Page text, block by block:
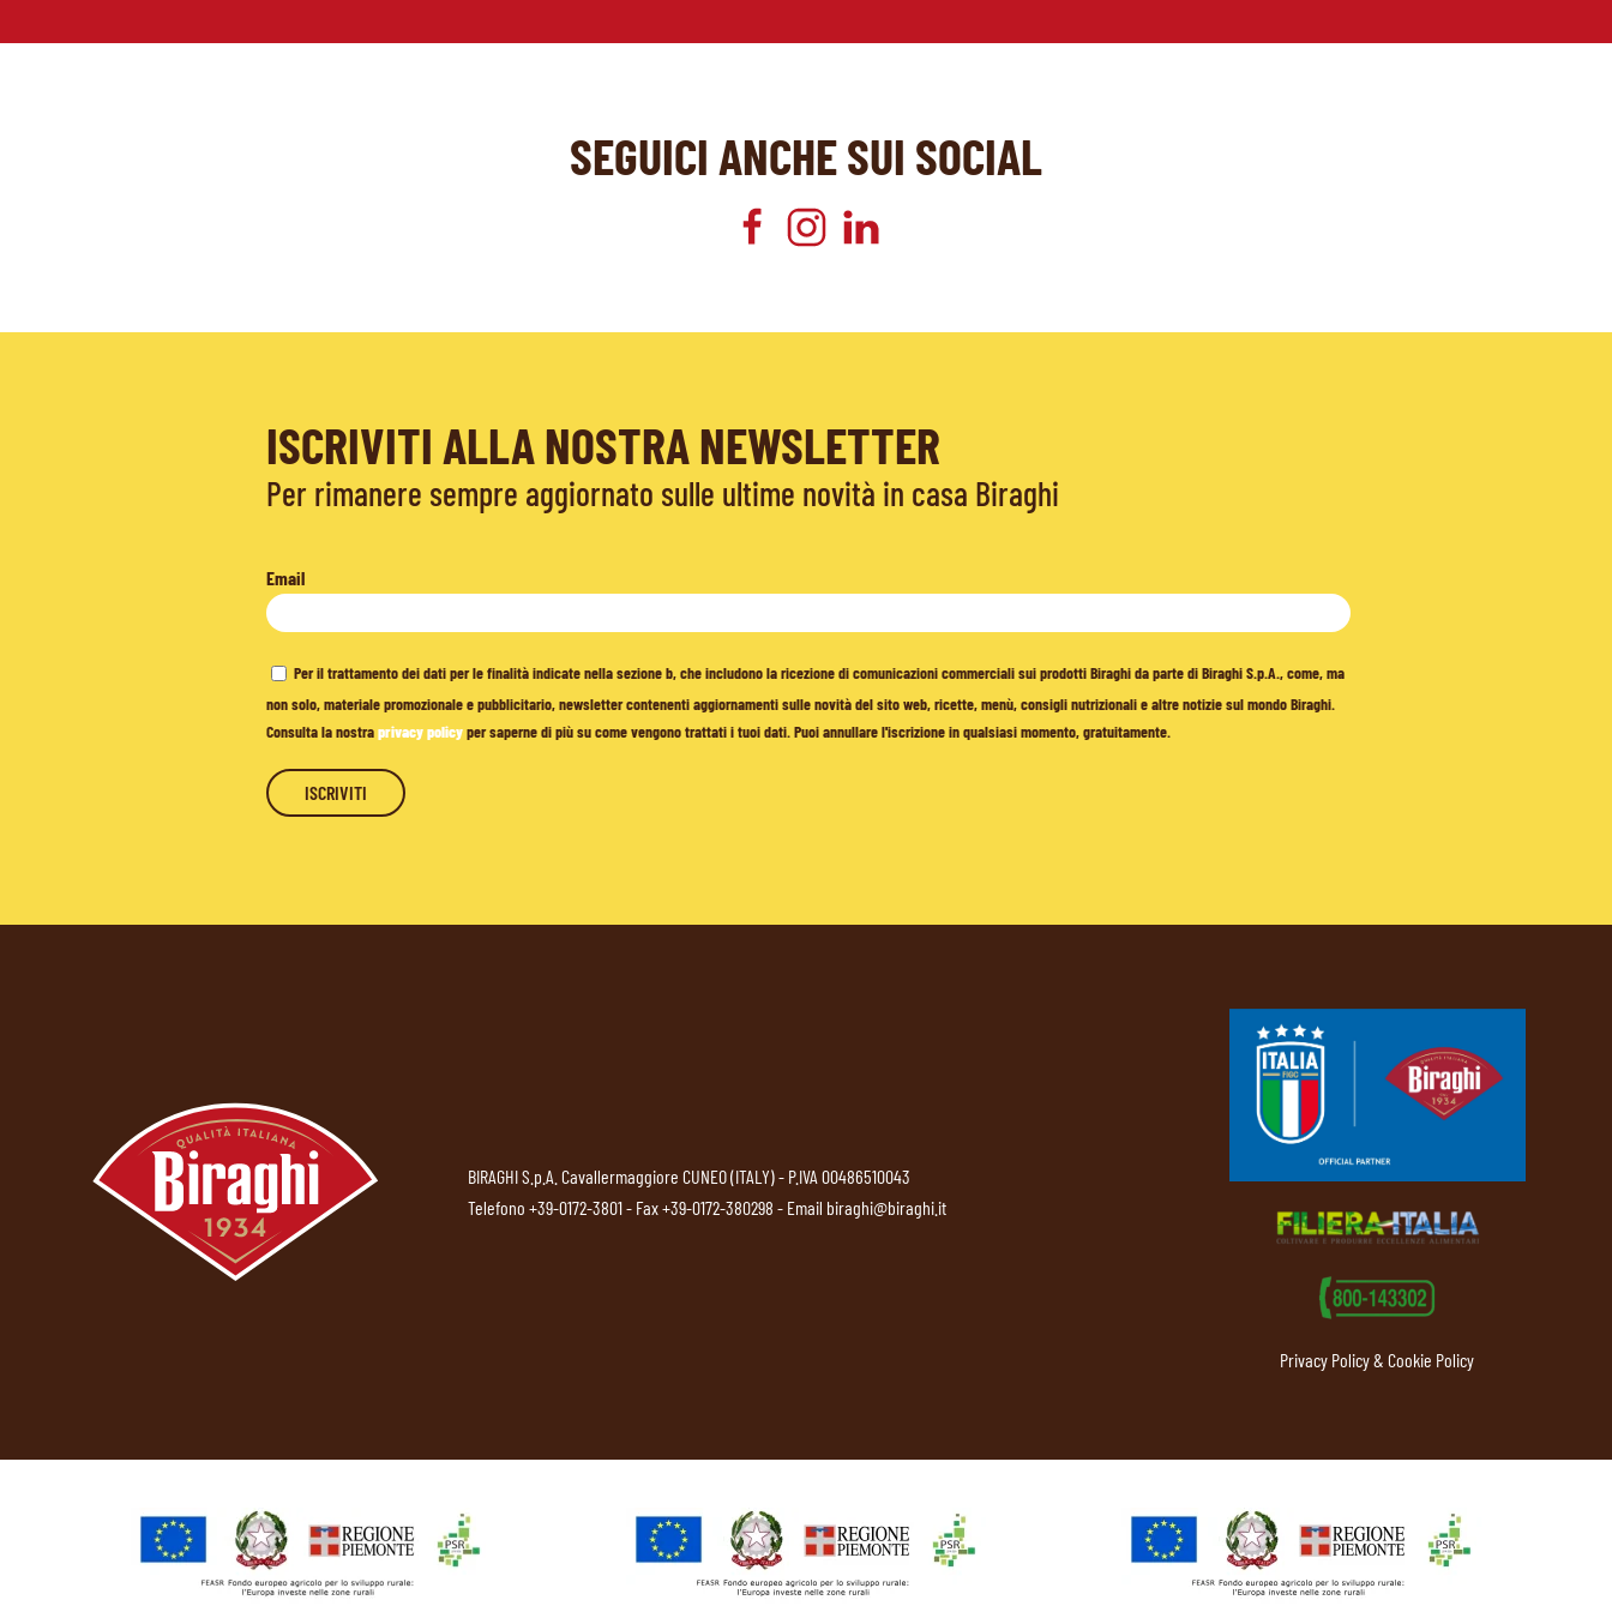
SEGUICI ANCHE SUI SOCIAL
ISCRIVITI ALLA NOSTRA NEWSLETTER
Per rimanere sempre aggiornato sulle ultime novità in casa Biraghi
Email
Per il trattamento dei dati per le finalità indicate nella sezione b, che includono la ricezione di comunicazioni commerciali sui prodotti Biraghi da parte di Biraghi S.p.A., come, ma
non solo, materiale promozionale e pubblicitario, newsletter contenenti aggiornamenti sulle novità del sito web, ricette, menù, consigli nutrizionali e altre notizie sul mondo Biraghi.
Consulta la nostraprivacy policyper saperne di più su come vengono trattati i tuoi dati. Puoi annullare l'iscrizione in qualsiasi momento, gratuitamente.
BIRAGHI S.p.A. Cavallermaggiore CUNEO (ITALY) - P.IVA 00486510043
Telefono +39-0172-3801- Fax +39-0172-380298 - Email biraghi@biraghi.it
Privacy Policy & Cookie Policy